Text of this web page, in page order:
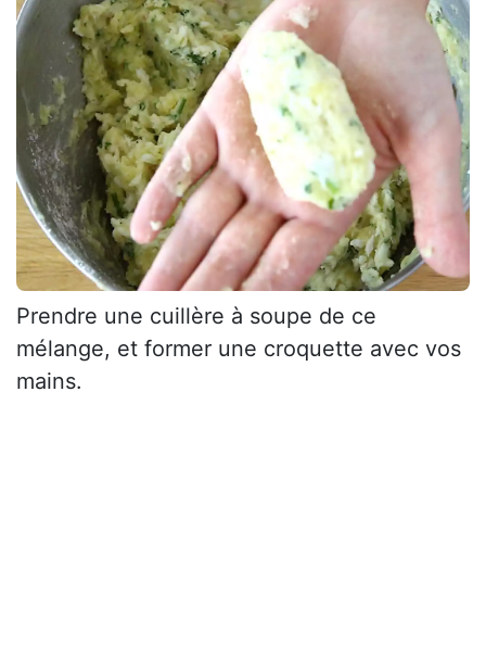
Prendre une cuillère à soupe de ce
mélange, et former une croquette avec vos
mains.